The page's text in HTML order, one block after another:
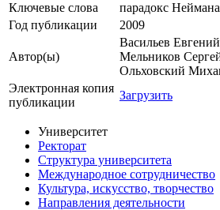
Ключевые cлова
парадокс Неймана
Год публикации
2009
Автор(ы)
Васильев
Мельников
Ольховский
Электронная копия
публикации
Загрузить
Университет
Ректорат
Структура университета
Международное сотрудничество
Культура, искусство, творчество
Направления деятельности